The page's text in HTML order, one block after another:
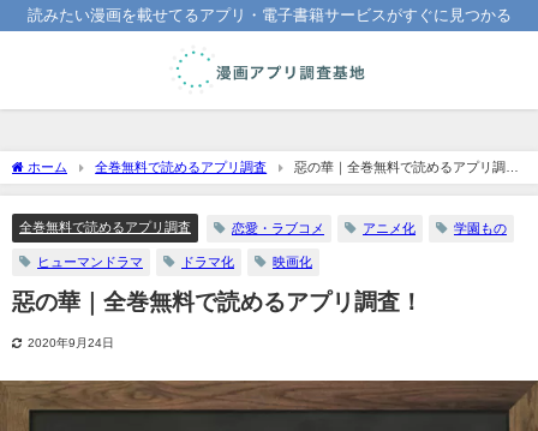
読みたい漫画を載せてるアプリ・電子書籍サービスがすぐに見つかる
ホーム 全巻無料で読めるアプリ調査
惡の華｜全巻無料で読めるアプリ調
査！
全巻無料で読めるアプリ調査 恋愛・ラブコメ アニメ化 学園もの
ヒューマンドラマ ドラマ化 映画化
惡の華｜全巻無料で読めるアプリ調査！
2020年9月24日